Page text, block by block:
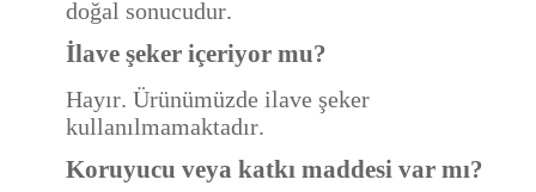
doğal sonucudur.
İlave şeker içeriyor mu?
Hayır. Ürünümüzde ilave şeker
kullanılmamaktadır.
Koruyucu veya katkı maddesi var mı?